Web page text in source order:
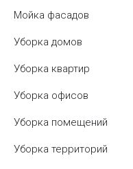
Мойка фасадов
Уборка домов
Уборка квартир
Уборка офисов
Уборка помещений
Уборка территорий